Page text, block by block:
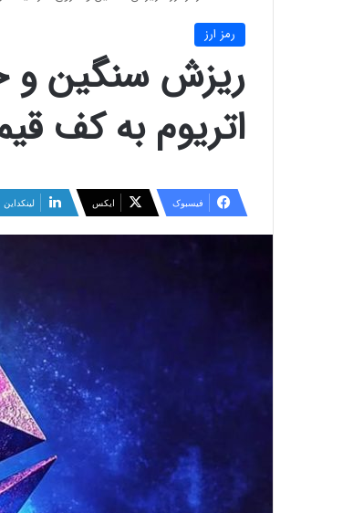
رمز ارز
ریزش سنگین و
اتریوم به کف
فیسبوک ایکس لینکداین